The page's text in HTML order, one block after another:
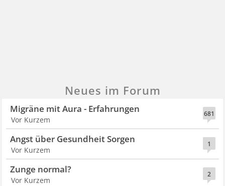
Neues im Forum
681
Migräne mit Aura - Erfahrungen
Vor Kurzem
1
Angst über Gesundheit Sorgen
Vor Kurzem
2
Zunge normal?
Vor Kurzem